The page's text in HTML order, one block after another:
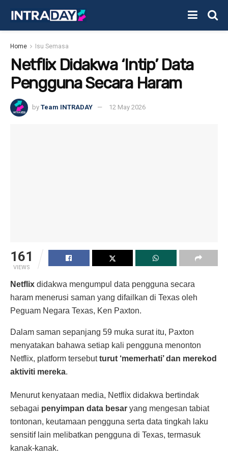
Home Isu Semasa
Netflix Didakwa ‘Intip’ Data
Pengguna Secara Haram
by Team INTRADAY 12 May 2026
161
VIEWS
Netflix didakwa mengumpul data pengguna secara
haram menerusi saman yang difailkan di Texas oleh
Peguam Negara Texas, Ken Paxton.
Dalam saman sepanjang 59 muka surat itu, Paxton
menyatakan bahawa setiap kali pengguna menonton
Netflix, platform tersebutturut ‘memerhati’ dan merekod
aktiviti mereka.
Menurut kenyataan media, Netflix didakwa bertindak
sebagai penyimpan data besar yang mengesan tabiat
tontonan, keutamaan pengguna serta data tingkah laku
sensitif lain melibatkan pengguna di Texas, termasuk
kanak-kanak.